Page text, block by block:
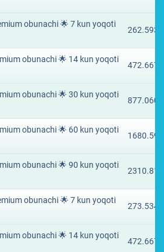
obunachi 🌟 7 kun yoqoti
262.593
obunachi 🌟 14 kun yoqoti
obunachi 🌟 30 kun yoqoti
obunachi 🌟 60 kun yoqoti
obunachi 🌟 90 kun yoqoti
obunachi 🌟 7 kun yoqoti
obunachi 🌟 14 kun yoqoti